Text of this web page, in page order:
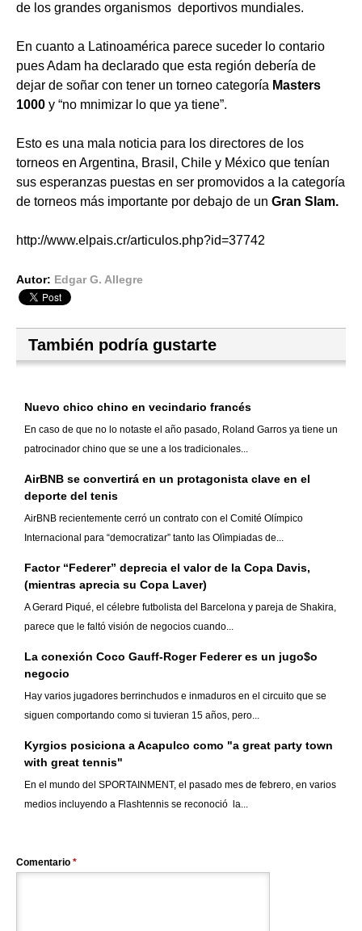
de los grandes organismos deportivos mundiales.
En cuanto a Latinoamérica parece suceder lo contario
pues Adam ha declarado que esta región debería de
dejar de soñar con tener un torneo categoría Masters
1000 y “no mnimizar lo que ya tiene”.
Esto es una mala noticia para los directores de los
torneos en Argentina, Brasil, Chile y México que tenían
sus esperanzas puestas en ser promovidos a la categoría
de torneos más importante por debajo de un Gran Slam.
http://www.elpais.cr/articulos.php?id=37742
Autor: Edgar G. Allegre
También podría gustarte
Nuevo chico chino en vecindario francés
En caso de que no lo notaste el año pasado, Roland Garros ya tiene un
patrocinador chino que se une a los tradicionales...
AirBNB se convertirá en un protagonista clave en el
deporte del tenis
AirBNB recientemente cerró un contrato con el Comité Olímpico
Internacional para “democratizar” tanto las Olìmpiadas de...
Factor “Federer” deprecia el valor de la Copa Davis,
(mientras aprecia su Copa Laver)
A Gerard Piqué, el célebre futbolista del Barcelona y pareja de Shakira,
parece que le faltó visión de negocios cuando...
La conexión Coco Gauff-Roger Federer es un jugo$o
negocio
Hay varios jugadores berrinchudos e inmaduros en el circuito que se
siguen comportando como si tuvieran 15 años, pero...
Kyrgios posiciona a Acapulco como "a great party town
with great tennis"
En el mundo del SPORTAINMENT, el pasado mes de febrero, en varios
medios incluyendo a Flashtennis se reconoció la...
Comentario *